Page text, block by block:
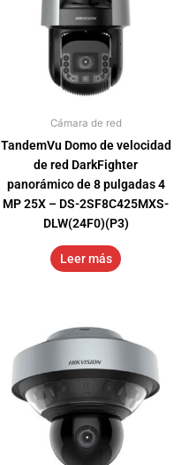
Cámara de red
TandemVu Domo de velocidad
de red DarkFighter
panorámico de 8 pulgadas 4
MP 25X – DS-2SF8C425MXS-
DLW(24F0)(P3)
Leer más